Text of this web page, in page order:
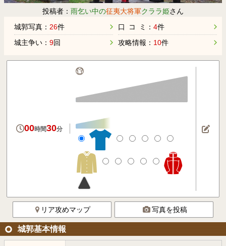
投稿者： 雨乞い中の征夷大将軍クララ姫さん
城郭写真： 26件
城主争い： 9回
口 コ ミ： 4件
攻略情報： 10件
00時間30分
リア攻めマップ 写真を投稿
城郭基本情報